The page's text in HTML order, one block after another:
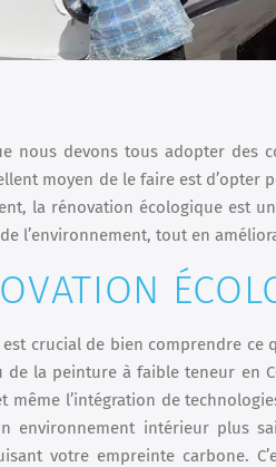
nous devons tous adopter des
moyen de le faire est d’opter
la rénovation écologique est
l’environnement, tout en
crucial de bien comprendre ce
la peinture à faible teneur en
même l’intégration de
environnement intérieur plus
votre empreinte carbone.